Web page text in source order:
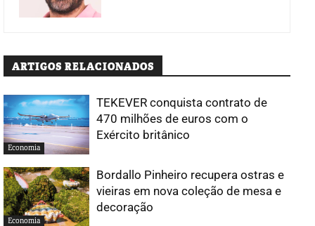
ARTIGOS RELACIONADOS
Economia
TEKEVER conquista contrato de
470 milhões de euros com o
Exército britânico
Economia
Bordallo Pinheiro recupera ostras e
vieiras em nova coleção de mesa e
decoração